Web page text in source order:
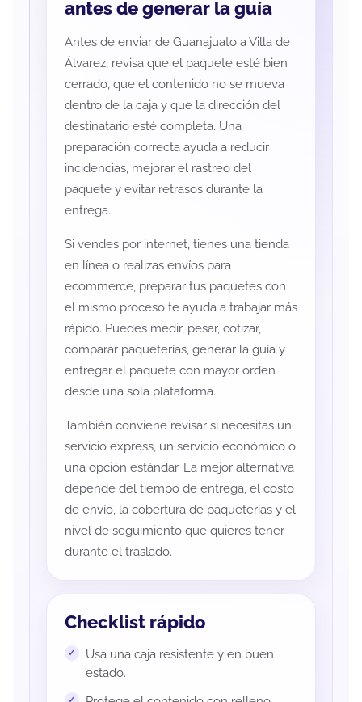
antes de generar la guía
Antes de enviar de Guanajuato a Villa de
Álvarez, revisa que el paquete esté bien
cerrado, que el contenido no se mueva
dentro de la caja y que la dirección del
destinatario esté completa. Una
preparación correcta ayuda a reducir
incidencias, mejorar el rastreo del
paquete y evitar retrasos durante la
entrega.
Si vendes por internet, tienes una tienda
en línea o realizas envíos para
ecommerce, preparar tus paquetes con
el mismo proceso te ayuda a trabajar más
rápido. Puedes medir, pesar, cotizar,
comparar paqueterías, generar la guía y
entregar el paquete con mayor orden
desde una sola plataforma.
También conviene revisar si necesitas un
servicio express, un servicio económico o
una opción estándar. La mejor alternativa
depende del tiempo de entrega, el costo
de envío, la cobertura de paqueterías y el
nivel de seguimiento que quieres tener
durante el traslado.
Checklist rápido
Usa una caja resistente y en buen
estado.